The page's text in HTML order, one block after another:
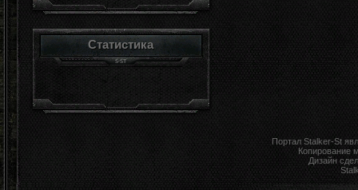
Статистика
Портал Stalker-St
Копирование
Дизайн